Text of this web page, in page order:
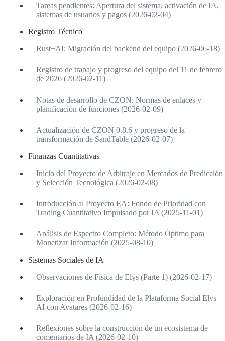
Tareas pendientes: Apertura del sistema, activación de IA,
sistemas de usuarios y pagos (2026-02-04)
Registro Técnico
Rust+AI: Migración del backend del equipo (2026-06-18)
Registro de trabajo y progreso del equipo del 11 de febrero
de 2026 (2026-02-11)
Notas de desarrollo de CZON: Normas de enlaces y
planificación de funciones (2026-02-09)
Actualización de CZON 0.8.6 y progreso de la
transformación de SandTable (2026-02-07)
Finanzas Cuantitativas
Inicio del Proyecto de Arbitraje en Mercados de Predicción
y Selección Tecnológica (2026-02-08)
Introducción al Proyecto EA: Fondo de Prioridad con
Trading Cuantitativo Impulsado por IA (2025-11-01)
Análisis de Espectro Completo: Método Óptimo para
Monetizar Información (2025-08-10)
Sistemas Sociales de IA
Observaciones de Física de Elys (Parte 1) (2026-02-17)
Exploración en Profundidad de la Plataforma Social Elys
AI con Avatares (2026-02-16)
Reflexiones sobre la construcción de un ecosistema de
comentarios de IA (2026-02-10)